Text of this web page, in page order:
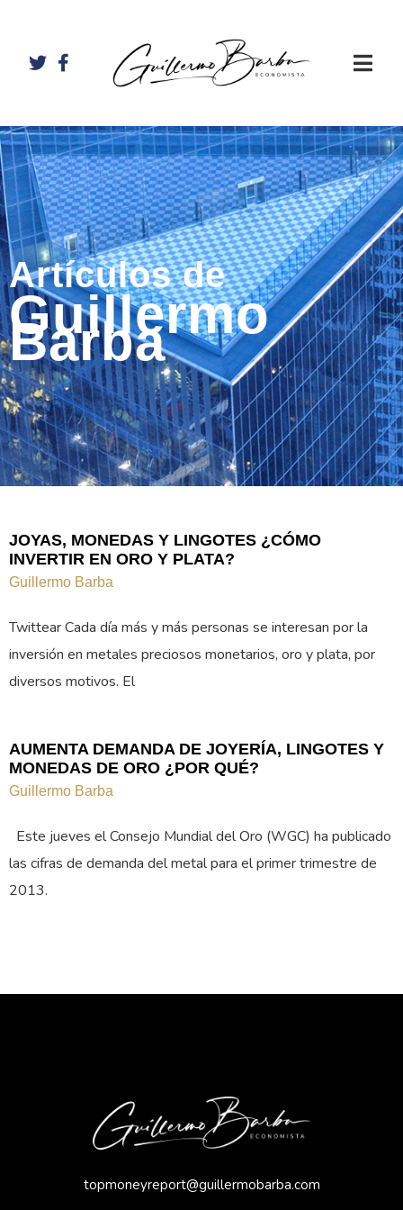
Artículos de
Guillermo
Barba
JOYAS, MONEDAS Y LINGOTES ¿CÓMO
INVERTIR EN ORO Y PLATA?
Guillermo Barba
Twittear Cada día más y más personas se interesan por la
inversión en metales preciosos monetarios, oro y plata, por
diversos motivos. El
AUMENTA DEMANDA DE JOYERÍA, LINGOTES Y
MONEDAS DE ORO ¿POR QUÉ?
Guillermo Barba
Este jueves el Consejo Mundial del Oro (WGC) ha publicado
las cifras de demanda del metal para el primer trimestre de
2013.
topmoneyreport@guillermobarba.com